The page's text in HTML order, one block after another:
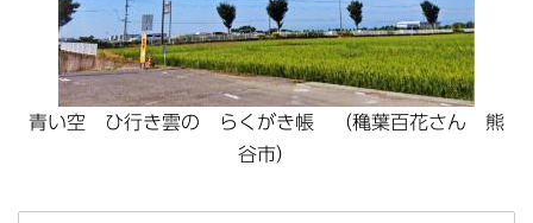
青い空 ひ行き雲の らくがき帳 （穐葉百花さん 熊
谷市）